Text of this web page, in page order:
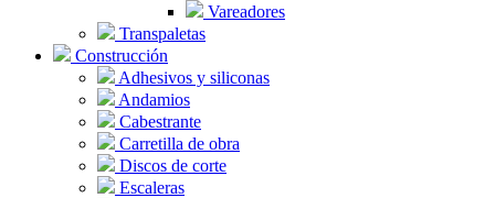
Vareadores
Transpaletas
Construcción
Adhesivos y siliconas
Andamios
Cabestrante
Carretilla de obra
Discos de corte
Escaleras